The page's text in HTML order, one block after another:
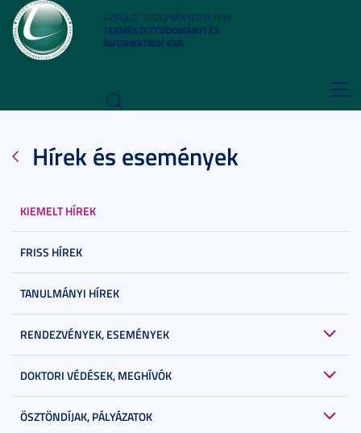
SZEGEDI TUDOMÁNYEGYETEM
TERMÉSZETTUDOMÁNYI ÉS
INFORMATIKAI KAR
Hírek és események
KIEMELT HÍREK
FRISS HÍREK
TANULMÁNYI HÍREK
RENDEZVÉNYEK, ESEMÉNYEK
DOKTORI VÉDÉSEK, MEGHÍVÓK
ÖSZTÖNDÍJAK, PÁLYÁZATOK